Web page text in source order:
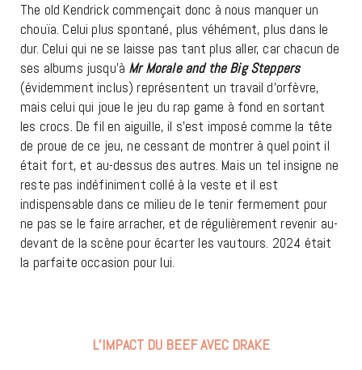
The old Kendrick commençait donc à nous manquer un
chouïa. Celui plus spontané, plus véhément, plus dans le
dur. Celui qui ne se laisse pas tant plus aller, car chacun de
ses albums jusqu’à Mr Morale and the Big Steppers
(évidemment inclus) représentent un travail d’orfèvre,
mais celui qui joue le jeu du rap game à fond en sortant
les crocs. De fil en aiguille, il s’est imposé comme la tête
de proue de ce jeu, ne cessant de montrer à quel point il
était fort, et au-dessus des autres. Mais un tel insigne ne
reste pas indéfiniment collé à la veste et il est
indispensable dans ce milieu de le tenir fermement pour
ne pas se le faire arracher, et de régulièrement revenir au-
devant de la scène pour écarter les vautours. 2024 était
la parfaite occasion pour lui.
L’IMPACT DU BEEF AVEC DRAKE